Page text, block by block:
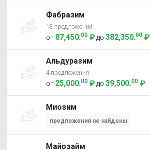
Фабразим
13 предложений
от 87,450.00 ₽ до 382,350.00 ₽
Альдуразим
4 предложения
от 25,000.00 ₽ до 39,500.00 ₽
Миозим
предложения не найдены
Майозайм